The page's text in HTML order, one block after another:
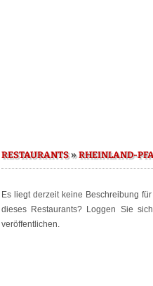
RESTAURANTS»RHEINLAND-
Es liegt derzeit keine Beschreibung
dieses Restaurants? Loggen Sie
veröffentlichen.